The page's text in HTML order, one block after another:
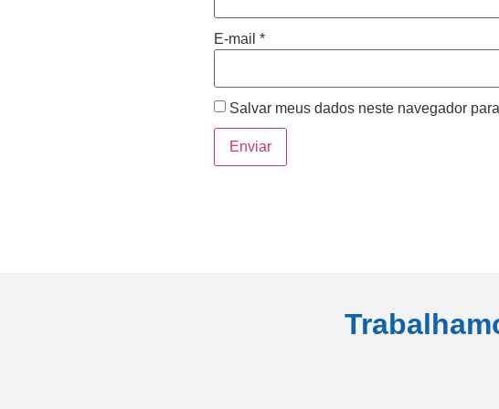
E-mail*
Salvar meus dados neste navegador